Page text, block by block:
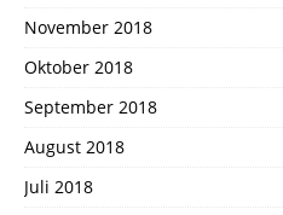
November 2018
Oktober 2018
September 2018
August 2018
Juli 2018